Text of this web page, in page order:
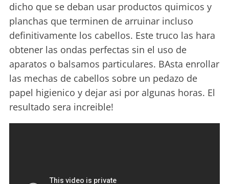
dicho que se deban usar productos quimicos y
planchas que terminen de arruinar incluso
definitivamente los cabellos. Este truco las hara
obtener las ondas perfectas sin el uso de
aparatos o balsamos particulares. BAsta enrollar
las mechas de cabellos sobre un pedazo de
papel higienico y dejar asi por algunas horas. El
resultado sera increible!